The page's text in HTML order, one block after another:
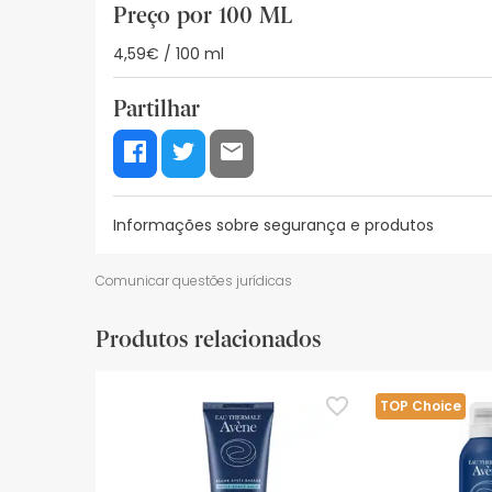
Preço por 100 ML
4,59€ / 100 ml
Partilhar
Informações sobre segurança e produtos
Recursos de segurança visual
De momento, não dispomos de imagens de
sobre segurança, não hesites em contactar-
Comunicar questões jurídicas
Produtos relacionados
TOP Choice